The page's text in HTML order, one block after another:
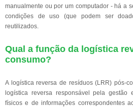
manualmente ou por um computador - há a
condições de uso (que podem ser
reutilizados.
Qual a função da logística
consumo?
A logística reversa de resíduos (LRR) pós-
logística reversa responsável pela gestão
físicos e de informações correspondentes